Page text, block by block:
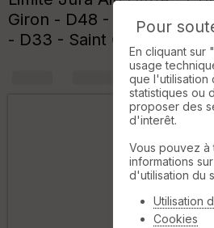
Giron - D48 - Les
- D33 - Saint Germain de
Pour
En cliquant sur
usage
que l'utilisation
statistiques ou
proposer des
d'interêt.
Vous pouvez à
informations
d'utilisation du
Utilisation
Cookies